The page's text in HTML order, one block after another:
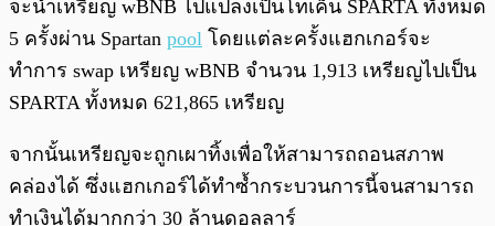
จะนำเหรียญ wBNB ไปแปลงเป็นโทเค็น SPARTA ทั้งหมด
5 ครั้งผ่าน Spartan pool โดยแต่ละครั้งแฮกเกอร์จะ
ทำการ swap เหรียญ wBNB จำนวน 1,913 เหรียญไปเป็น
SPARTA ทั้งหมด 621,865 เหรียญ
จากนั้นเหรียญจะถูกเผาทิ้งเพื่อให้สามารถถอนสภาพ
คล่องได้ ซึ่งแฮกเกอร์ได้ทำซ้ำกระบวนการนี้จนสามารถ
ทำเงินได้มากกว่า 30 ล้านดอลลาร์